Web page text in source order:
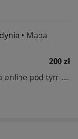
• Mapa
200 zł
Specjalista nie oferuje umawiania online pod tym adresem.